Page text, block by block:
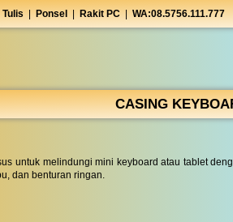
Ponsel Rakit PC WA:08.5756.111.777
CASING
untuk melindungi mini keyboard atau tablet
dan benturan ringan.